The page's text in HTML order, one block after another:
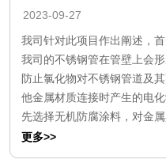
2023-09-27
我司针对此项目作出阐述，
我司的不锈钢管在管壁上会
防止氯化物对不锈钢管道及
他金属材质连接时产生的电
先选择无机防腐涂料，对金
更多>>